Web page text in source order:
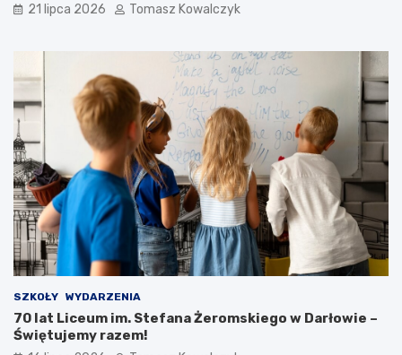
21 lipca 2026 Tomasz Kowalczyk
SZKOŁY WYDARZENIA
70 lat Liceum im. Stefana Żeromskiego w Darłowie –
Świętujemy razem!